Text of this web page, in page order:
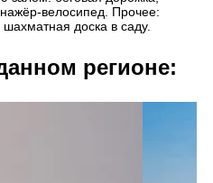
велосипед. Прочее:
доска в саду.
регионе: